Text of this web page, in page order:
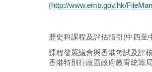
(http://www.emb.gov.hk/
歷史科課程及評估指引(中四至
課程發展議會與香港考試及評
香港特別行政區政府教育統籌